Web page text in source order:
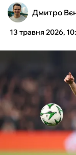
ТЕНІС
КІБЕРСПОРТ
ЧС-2026
ФУТЗАЛ
ІНШІ
Дмитро
13 травня 2026,